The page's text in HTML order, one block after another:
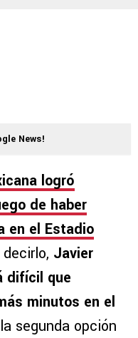
News!
logró
de haber
en el Estadio
Javier
difícil que
minutos en el
segunda opción